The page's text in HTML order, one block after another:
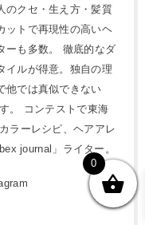
のクセ・生え方・髪質
ットで再現性の高いヘ
ーも多数。 徹底的なダ
イルが得意。独自の理
他では真似できない
。 コンテストで東海
ラーレシピ、ヘアアレ
journal」ライター。
0